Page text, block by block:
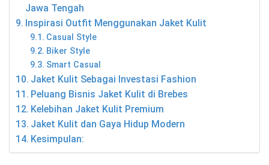
Jawa Tengah
Inspirasi Outfit Menggunakan Jaket Kulit
Casual Style
Biker Style
Smart Casual
Jaket Kulit Sebagai Investasi Fashion
Peluang Bisnis Jaket Kulit di Brebes
Kelebihan Jaket Kulit Premium
Jaket Kulit dan Gaya Hidup Modern
Kesimpulan: